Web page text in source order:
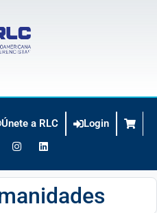
Únete a RLC Login